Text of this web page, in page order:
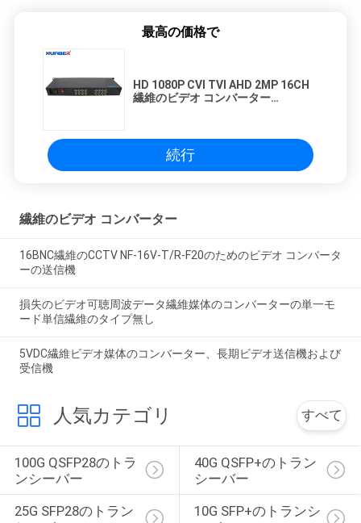
最高の価格で
HD 1080P CVI TVI AHD 2MP 16CH
繊維のビデオ コンバーター
続行
繊維のビデオ コンバーター
16BNC繊維のCCTV NF-16V-T/R-F20のためのビデオ コンバータ
ーの送信機
損失のビデオ可聴周波データ繊維媒体のコンバーターの単一モ
ード単信繊維のタイプ無し
5VDC繊維ビデオ媒体のコンバーター、長期ビデオ送信機および
受信機
人気カテゴリ すべて
100G QSFP28のトラ
ンシーバー
40G QSFP+のトラン
シーバー
25G SFP28のトラン
10G SFP+のトランシ